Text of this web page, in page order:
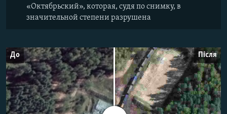
«Октябрьский», которая, судя по снимку, в
значительной степени разрушена
До Після